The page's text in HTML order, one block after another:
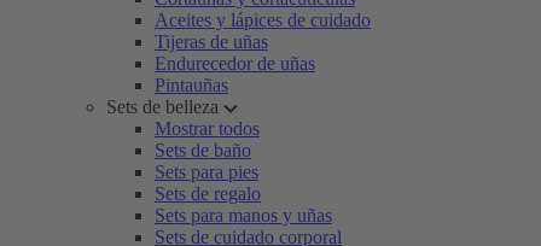
Aceites y lápices de cuidado
Tijeras de uñas
Endurecedor de uñas
Pintauñas
Sets de belleza
Mostrar todos
Sets de baño
Sets para pies
Sets de regalo
Sets para manos y uñas
Sets de cuidado corporal